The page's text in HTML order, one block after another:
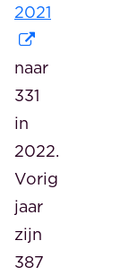
2021
naar
331
in
2022.
Vorig
jaar
zijn
387